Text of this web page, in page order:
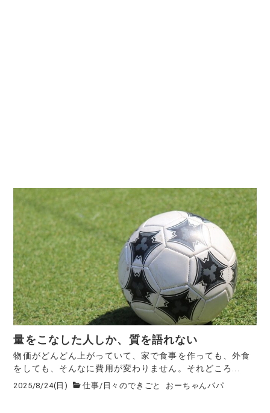
量をこなした人しか、質を語れない
物価がどんどん上がっていて、家で食事を作っても、外食
をしても、そんなに費用が変わりません。それどころ...
2025/8/24(日) 仕事/ 日々のできごと おーちゃんパパ